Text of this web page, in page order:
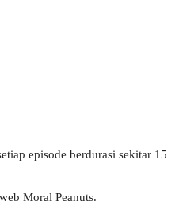
episode berdurasi sekitar 15
Moral Peanuts.